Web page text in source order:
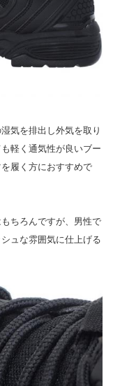
気を排出し外気を取り
軽く通気性が良いブー
履く方におすすめで
ちろんですが、男性で
ュな雰囲気に仕上げる